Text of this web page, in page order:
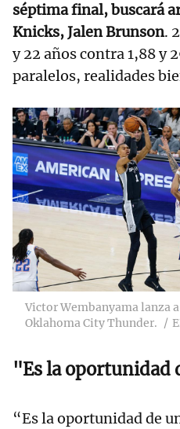
séptima final, buscará
Knicks, Jalen Brunson.
y 22 años contra 1,88 y
paralelos, realidades
Victor Wembanyama lanza
Oklahoma City Thunder.
"Es la oportunidad
“Es la oportunidad de